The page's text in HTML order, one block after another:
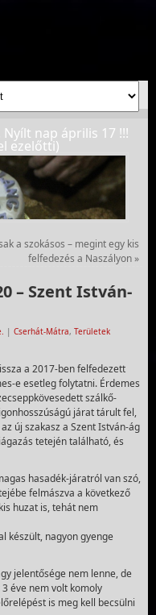
nap április 17 !!!
ezelőtti)
a szokásos – megint egy kis
felfedezés a Naszályon»
– Szent István-
| Cserhát-Mátra, Területek
a 2017-ben felfedezett
e esetleg folytatni. Érdemes
szálkő-
járat tárult fel,
új szakasz a Szent István-ág
tetején található, és
hasadék-járatról van szó,
felmászva a következő
huzat is, tehát nem
készült, nagyon gyenge
jelentősége nem lenne, de
éve nem volt komoly
is meg kell becsülni